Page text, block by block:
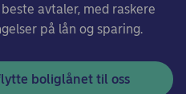
avtaler, med raskere
på lån og sparing.
boliglånet til oss